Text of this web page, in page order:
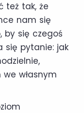
też tak, że
nam się
by się czegoś
się pytanie: jak
własnym